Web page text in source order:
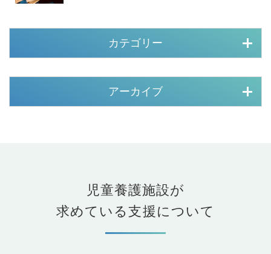
カテゴリー
アーカイブ
児童養護施設が
求めている支援について